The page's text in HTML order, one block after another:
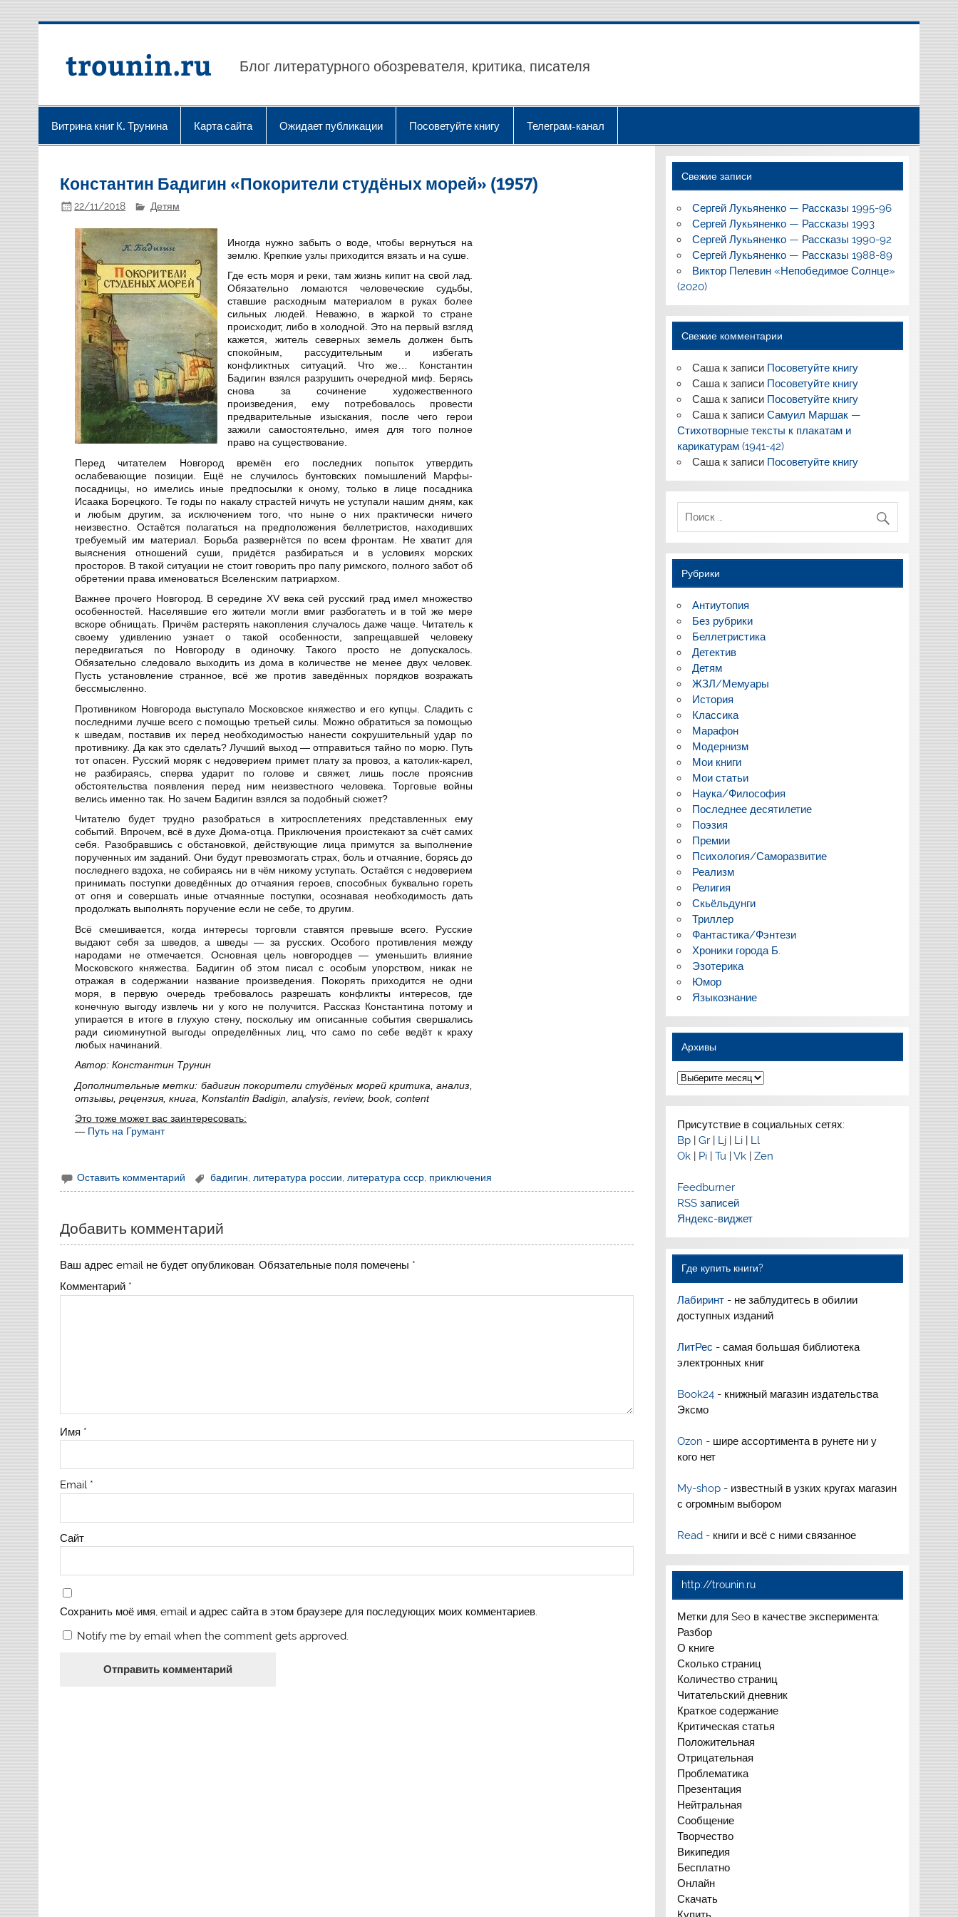
Перейти
trounin.ru Блог литературного обозревателя, критика, писателя
Витрина книг К. Трунина Карта сайта Ожидает публикации Посоветуйте книгу Телеграм-канал
Константин Бадигин «Покорители студёных морей» (1957)
22/11/2018 Детям
Иногда нужно забыть о воде, чтобы вернуться на
землю. Крепкие узлы приходится вязать и на суше.
Где есть моря и реки, там жизнь кипит на свой лад.
Обязательно ломаются человеческие судьбы,
ставшие расходным материалом в руках более
сильных людей. Неважно, в жаркой то стране
происходит, либо в холодной. Это на первый взгляд
кажется, житель северных земель должен быть
спокойным, рассудительным и избегать
конфликтных ситуаций. Что же… Константин
Бадигин взялся разрушить очередной миф. Берясь
снова за сочинение художественного
произведения, ему потребовалось провести
предварительные изыскания, после чего герои
зажили самостоятельно, имея для того полное
право на существование.
Перед читателем Новгород времён его последних попыток утвердить
ослабевающие позиции. Ещё не случилось бунтовских помышлений Марфы-
посадницы, но имелись иные предпосылки к оному, только в лице посадника
Исаака Борецкого. Те годы по накалу страстей ничуть не уступали нашим дням, как
и любым другим, за исключением того, что ныне о них практически ничего
неизвестно. Остаётся полагаться на предположения беллетристов, находивших
требуемый им материал. Борьба развернётся по всем фронтам. Не хватит для
выяснения отношений суши, придётся разбираться и в условиях морских
просторов. В такой ситуации не стоит говорить про папу римского, полного забот об
обретении права именоваться Вселенским патриархом.
Важнее прочего Новгород. В середине XV века сей русский град имел множество
особенностей. Населявшие его жители могли вмиг разбогатеть и в той же мере
вскоре обнищать. Причём растерять накопления случалось даже чаще. Читатель к
своему удивлению узнает о такой особенности, запрещавшей человеку
передвигаться по Новгороду в одиночку. Такого просто не допускалось.
Обязательно следовало выходить из дома в количестве не менее двух человек.
Пусть установление странное, всё же против заведённых порядков возражать
бессмысленно.
Противником Новгорода выступало Московское княжество и его купцы. Сладить с
последними лучше всего с помощью третьей силы. Можно обратиться за помощью
к шведам, поставив их перед необходимостью нанести сокрушительный удар по
противнику. Да как это сделать? Лучший выход — отправиться тайно по морю. Путь
тот опасен. Русский моряк с недоверием примет плату за провоз, а католик-карел,
не разбираясь, сперва ударит по голове и свяжет, лишь после прояснив
обстоятельства появления перед ним неизвестного человека. Торговые войны
велись именно так. Но зачем Бадигин взялся за подобный сюжет?
Читателю будет трудно разобраться в хитросплетениях представленных ему
событий. Впрочем, всё в духе Дюма-отца. Приключения проистекают за счёт самих
себя. Разобравшись с обстановкой, действующие лица примутся за выполнение
порученных им заданий. Они будут превозмогать страх, боль и отчаяние, борясь до
последнего вздоха, не собираясь ни в чём никому уступать. Остаётся с недоверием
принимать поступки доведённых до отчаяния героев, способных буквально гореть
от огня и совершать иные отчаянные поступки, осознавая необходимость дать
продолжать выполнять поручение если не себе, то другим.
Всё смешивается, когда интересы торговли ставятся превыше всего. Русские
выдают себя за шведов, а шведы — за русских. Особого противления между
народами не отмечается. Основная цель новгородцев — уменьшить влияние
Московского княжества. Бадигин об этом писал с особым упорством, никак не
отражая в содержании название произведения. Покорять приходится не одни
моря, в первую очередь требовалось разрешать конфликты интересов, где
конечную выгоду извлечь ни у кого не получится. Рассказ Константина потому и
упирается в итоге в глухую стену, поскольку им описанные события свершались
ради сиюминутной выгоды определённых лиц, что само по себе ведёт к краху
любых начинаний.
Автор: Константин Трунин
Дополнительные метки: бадигин покорители студёных морей критика, анализ,
отзывы, рецензия, книга, Konstantin Badigin, analysis, review, book, content
Это тоже может вас заинтересовать:
— Путь на Грумант
Оставить комментарий бадигин литература россии литература ссср, приключения
Добавить комментарий
Ваш адрес email не будет опубликован. Обязательные поля помечены *
Комментарий *
Имя *
Email *
Сайт
Сохранить моё имя, email и адрес сайта в этом браузере для последующих моих комментариев.
Notify me by email when the comment gets approved.
Свежие записи
Сергей Лукьяненко — Рассказы 1995-96
Сергей Лукьяненко — Рассказы 1993
Сергей Лукьяненко — Рассказы 1990-92
Сергей Лукьяненко — Рассказы 1988-89
Виктор Пелевин «Непобедимое Солнце»
(2020)
Свежие комментарии
Сашак записи Посоветуйте книгу
Сашак записи Посоветуйте книгу
Сашак записи Посоветуйте книгу
Сашак записи Самуил Маршак —
Стихотворные тексты к плакатам и
карикатурам (1941-42)
Сашак записи Посоветуйте книгу
Рубрики
Антиутопия
Без рубрики
Беллетристика
Детектив
Детям
ЖЗЛ/Мемуары
История
Классика
Марафон
Модернизм
Мои книги
Мои статьи
Наука/Философия
Последнее десятилетие
Поэзия
Премии
Психология/Саморазвитие
Реализм
Религия
Скьёльдунги
Триллер
Фантастика/Фэнтези
Хроники города Б.
Эзотерика
Юмор
Языкознание
Архивы
Архивы
Присутствие в социальных сетях:
Bp| Gr| Lj| Li| Ll
Ok| Pi| Tu | Vk| Zen
Feedburner
RSS записей
Яндекс-виджет
Где купить книги?
Лабиринт- не заблудитесь в обилии
доступных изданий
ЛитРес - самая большая библиотека
электронных книг
Book24- книжный магазин издательства
Эксмо
Ozon - шире ассортимента в рунете ни у
кого нет
My-shop- известный в узких кругах магазин
с огромным выбором
Read- книги и всё с ними связанное
http://trounin.ru
Метки для Seo в качестве эксперимента:
Разбор
О книге
Сколько страниц
Количество страниц
Читательский дневник
Краткое содержание
Критическая статья
Положительная
Отрицательная
Проблематика
Презентация
Нейтральная
Сообщение
Творчество
Википедия
Бесплатно
Онлайн
Скачать